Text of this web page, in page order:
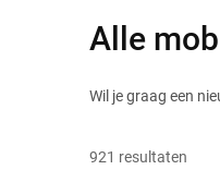
Alle
Wil je graag een
921 resultaten